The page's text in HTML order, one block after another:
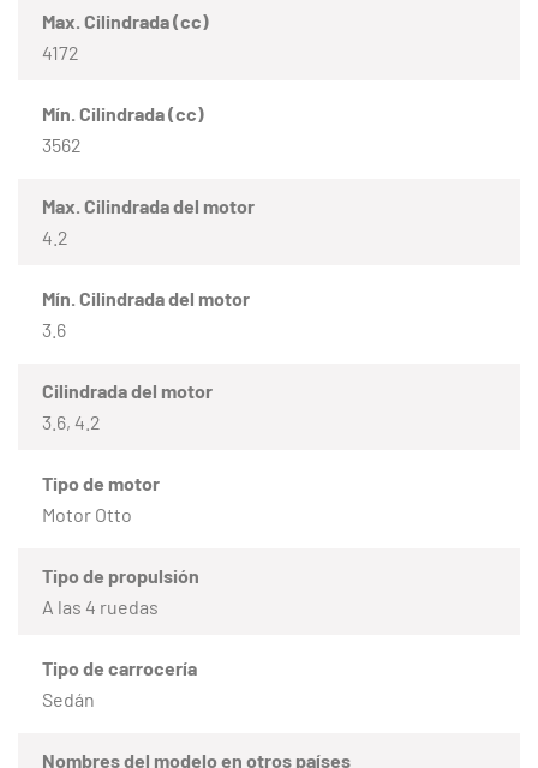
Max. Cilindrada (cc)
4172
Mín. Cilindrada (cc)
3562
Max. Cilindrada del motor
4.2
Mín. Cilindrada del motor
3.6
Cilindrada del motor
3.6, 4.2
Tipo de motor
Motor Otto
Tipo de propulsión
A las 4 ruedas
Tipo de carrocería
Sedán
Nombres del modelo en otros países